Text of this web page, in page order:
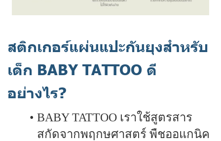
สติกเกอร์แผ่นแปะกันยุงสำหรับ
เด็ก BABY TATTOO ดี
อย่างไร?
BABY TATTOO เราใช้สูตรสาร
สกัดจากพฤกษศาสตร์ พืชออแกนิค